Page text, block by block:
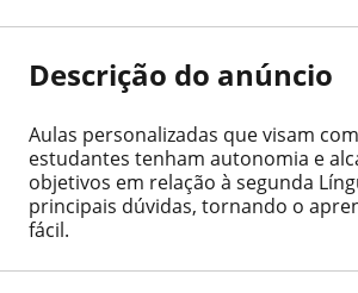
Descrição do anúncio
Aulas personalizadas que visam
estudantes tenham autonomia e
objetivos em relação à segunda
principais dúvidas, tornando o
fácil.